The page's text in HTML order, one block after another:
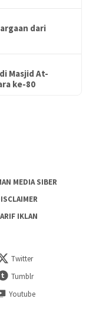
dari
Masjid At-
ke-80Siapkan
MEDIA SIBER
IKLAN
Twitter
Tumblr
Youtube